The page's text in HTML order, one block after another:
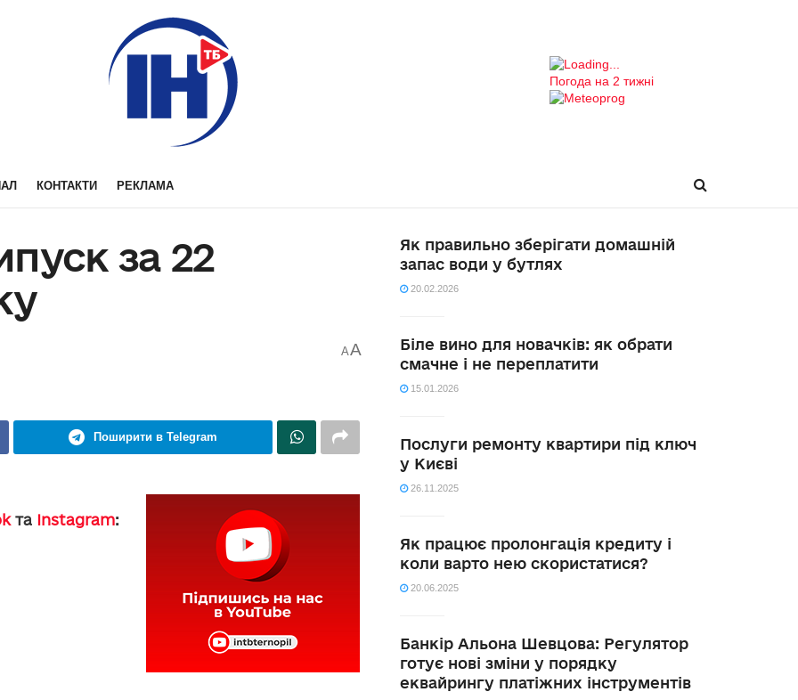
Погода на 2 тижні
КОНТАКТИ РЕКЛАМА
за 22
AA
Поширити в Telegram
та Instagram:
Як правильно зберігати домашній
запас води у бутлях
20.02.2026
Біле вино для новачків: як обрати
смачне і не переплатити
15.01.2026
Послуги ремонту квартири під ключ
у Києві
26.11.2025
Як працює пролонгація кредиту і
коли варто нею скористатися?
20.06.2025
Банкір Альона Шевцова: Регулятор
готує нові зміни у порядку
еквайрингу платіжних інструментів